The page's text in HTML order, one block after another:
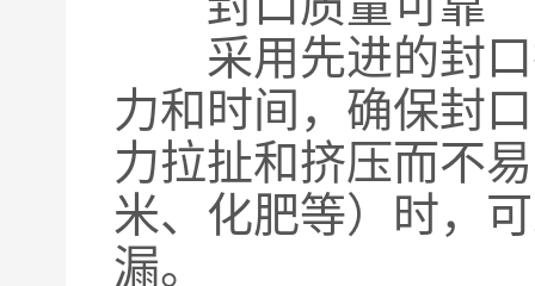
采用先进的封口
力和时间，确保封
力拉扯和挤压而不
米、化肥等）时，
漏。